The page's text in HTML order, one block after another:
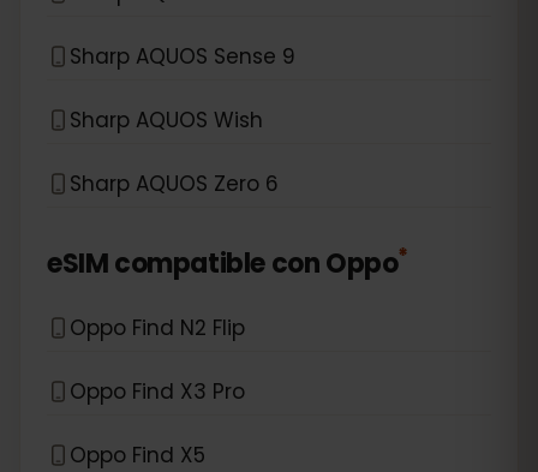
Sharp AQUOS Sense 9
Sharp AQUOS Wish
Sharp AQUOS Zero 6
eSIM compatible conOppo*
Oppo Find N2 Flip
Oppo Find X3 Pro
Oppo Find X5